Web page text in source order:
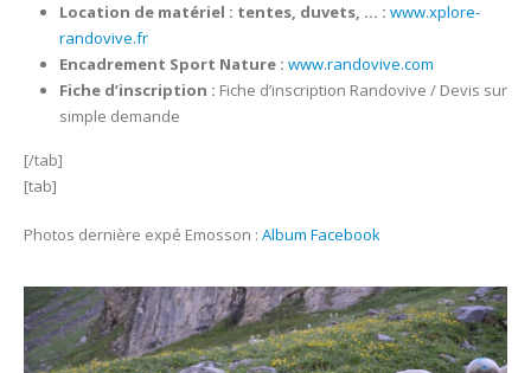
Location de matériel : tentes, duvets, … : www.xplore-
randovive.fr
Encadrement Sport Nature : www.randovive.com
Fiche d’inscription : Fiche d’inscription Randovive / Devis sur
simple demande
[/tab]
[tab]
Photos dernière expé Emosson : Album Facebook